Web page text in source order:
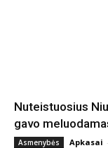
Nuteistuosius
gavo
Asmenybės Apkasai -